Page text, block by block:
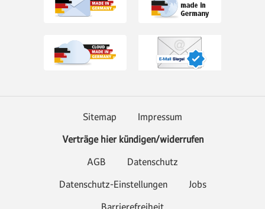
Sitemap
Impressum
Verträge hier kündigen/widerrufen
AGB
Datenschutz
Datenschutz-Einstellungen
Jobs